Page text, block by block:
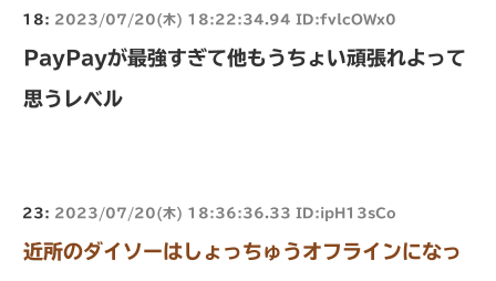
18: 2023/07/20(木) 18:22:34.94 ID:fvlcOWx0
PayPayが最強すぎて他もうちょい頑張れよって
思うレベル
23: 2023/07/20(木) 18:36:36.33 ID:ipH13sCo
近所のダイソーはしょっちゅうオフラインになっ